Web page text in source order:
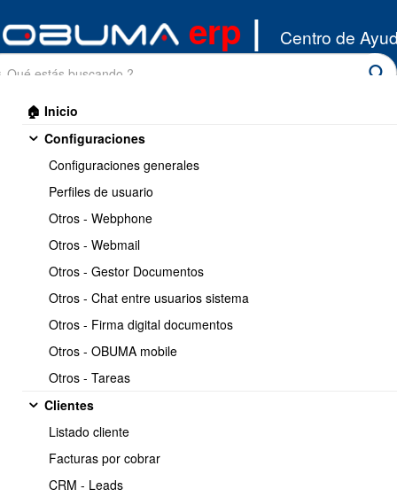
erp | Centro de
🏠 Inicio
Configuraciones
Configuraciones generales
Perfiles de usuario
Otros - Webphone
Otros - Webmail
Otros - Gestor Documentos
Otros - Chat entre usuarios sistema
Otros - Firma digital documentos
Otros - OBUMA mobile
Otros - Tareas
Clientes
Listado cliente
Facturas por cobrar
CRM - Leads
Produccion/Gestionar Ordenes de Produccion
Gestionar Ordenes de
Produccion